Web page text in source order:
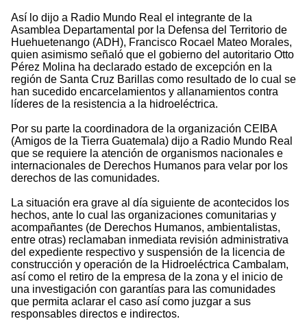
Así lo dijo a Radio Mundo Real el integrante de la
Asamblea Departamental por la Defensa del Territorio de
Huehuetenango (ADH), Francisco Rocael Mateo Morales,
quien asimismo señaló que el gobierno del autoritario Otto
Pérez Molina ha declarado estado de excepción en la
región de Santa Cruz Barillas como resultado de lo cual se
han sucedido encarcelamientos y allanamientos contra
líderes de la resistencia a la hidroeléctrica.
Por su parte la coordinadora de la organización CEIBA
(Amigos de la Tierra Guatemala) dijo a Radio Mundo Real
que se requiere la atención de organismos nacionales e
internacionales de Derechos Humanos para velar por los
derechos de las comunidades.
La situación era grave al día siguiente de acontecidos los
hechos, ante lo cual las organizaciones comunitarias y
acompañantes (de Derechos Humanos, ambientalistas,
entre otras) reclamaban inmediata revisión administrativa
del expediente respectivo y suspensión de la licencia de
construcción y operación de la Hidroeléctrica Cambalam,
así como el retiro de la empresa de la zona y el inicio de
una investigación con garantías para las comunidades
que permita aclarar el caso así como juzgar a sus
responsables directos e indirectos.